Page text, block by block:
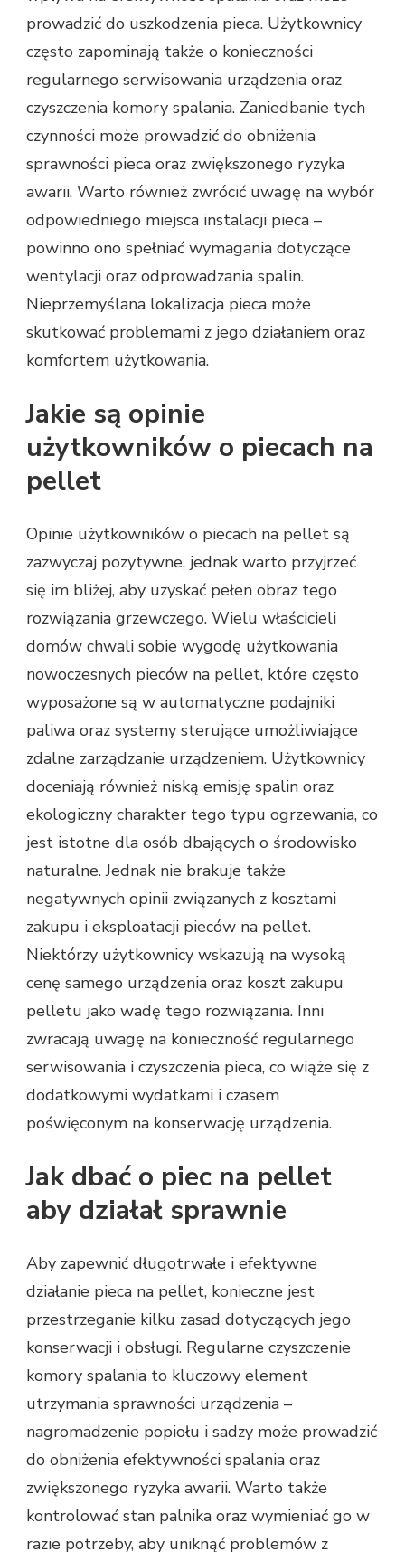
prowadzić do uszkodzenia pieca. Użytkownicy
często zapominają także o konieczności
regularnego serwisowania urządzenia oraz
czyszczenia komory spalania. Zaniedbanie tych
czynności może prowadzić do obniżenia
sprawności pieca oraz zwiększonego ryzyka
awarii. Warto również zwrócić uwagę na wybór
odpowiedniego miejsca instalacji pieca –
powinno ono spełniać wymagania dotyczące
wentylacji oraz odprowadzania spalin.
Nieprzemyślana lokalizacja pieca może
skutkować problemami z jego działaniem oraz
komfortem użytkowania.
Jakie są opinie
użytkowników o piecach na
pellet
Opinie użytkowników o piecach na pellet są
zazwyczaj pozytywne, jednak warto przyjrzeć
się im bliżej, aby uzyskać pełen obraz tego
rozwiązania grzewczego. Wielu właścicieli
domów chwali sobie wygodę użytkowania
nowoczesnych pieców na pellet, które często
wyposażone są w automatyczne podajniki
paliwa oraz systemy sterujące umożliwiające
zdalne zarządzanie urządzeniem. Użytkownicy
doceniają również niską emisję spalin oraz
ekologiczny charakter tego typu ogrzewania, co
jest istotne dla osób dbających o środowisko
naturalne. Jednak nie brakuje także
negatywnych opinii związanych z kosztami
zakupu i eksploatacji pieców na pellet.
Niektórzy użytkownicy wskazują na wysoką
cenę samego urządzenia oraz koszt zakupu
pelletu jako wadę tego rozwiązania. Inni
zwracają uwagę na konieczność regularnego
serwisowania i czyszczenia pieca, co wiąże się z
dodatkowymi wydatkami i czasem
poświęconym na konserwację urządzenia.
Jak dbać o piec na pellet
aby działał sprawnie
Aby zapewnić długotrwałe i efektywne
działanie pieca na pellet, konieczne jest
przestrzeganie kilku zasad dotyczących jego
konserwacji i obsługi. Regularne czyszczenie
komory spalania to kluczowy element
utrzymania sprawności urządzenia –
nagromadzenie popiołu i sadzy może prowadzić
do obniżenia efektywności spalania oraz
zwiększonego ryzyka awarii. Warto także
kontrolować stan palnika oraz wymieniać go w
razie potrzeby, aby uniknąć problemów z